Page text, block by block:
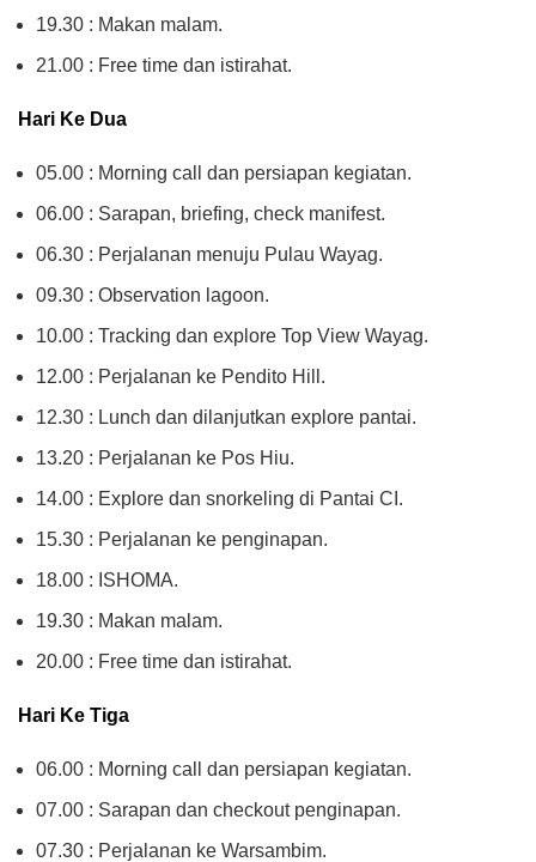
19.30 : Makan malam.
21.00 : Free time dan istirahat.
Hari Ke Dua
05.00 : Morning call dan persiapan kegiatan.
06.00 : Sarapan, briefing, check manifest.
06.30 : Perjalanan menuju Pulau Wayag.
09.30 : Observation lagoon.
10.00 : Tracking dan explore Top View Wayag.
12.00 : Perjalanan ke Pendito Hill.
12.30 : Lunch dan dilanjutkan explore pantai.
13.20 : Perjalanan ke Pos Hiu.
14.00 : Explore dan snorkeling di Pantai CI.
15.30 : Perjalanan ke penginapan.
18.00 : ISHOMA.
19.30 : Makan malam.
20.00 : Free time dan istirahat.
Hari Ke Tiga
06.00 : Morning call dan persiapan kegiatan.
07.00 : Sarapan dan checkout penginapan.
07.30 : Perjalanan ke Warsambim.